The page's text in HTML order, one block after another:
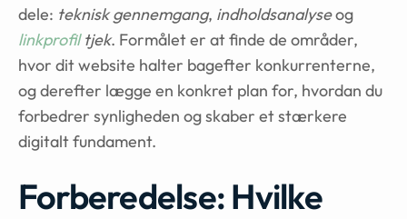
dele: teknisk gennemgang, indholdsanalyseog
linkprofiltjek. Formålet er at finde de områder,
hvor dit website halter bagefter konkurrenterne,
og derefter lægge en konkret plan for, hvordan du
forbedrer synligheden og skaber et stærkere
digitalt fundament.
Forberedelse: Hvilke